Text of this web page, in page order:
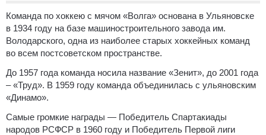
Команда по хоккею с мячом «Волга» основана в Ульяновске
в 1934 году на базе машиностроительного завода им.
Володарского, одна из наиболее старых хоккейных команд
во всем постсоветском пространстве.
До 1957 года команда носила название «Зенит», до 2001 года
– «Труд». В 1959 году команда объединилась с ульяновским
«Динамо».
Самые громкие награды — Победитель Спартакиады
народов РСФСР в 1960 году и Победитель Первой лиги